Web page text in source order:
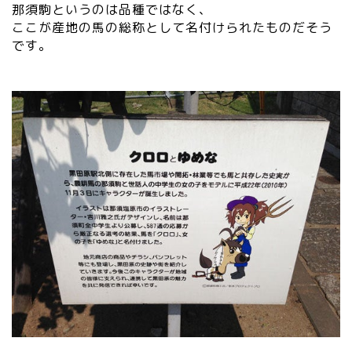
那須駒というのは品種ではなく、
ここが産地の馬の総称として名付けられたものだそう
です。